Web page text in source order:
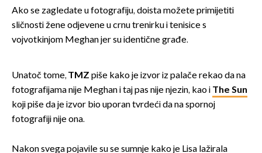
Ako se zagledate u fotografiju, doista možete primijetiti
sličnosti žene odjevene u crnu trenirku i tenisice s
vojvotkinjom Meghan jer su identične građe.
Unatoč tome,TMZ piše kako je izvor iz palače rekao da na
fotografijama nije Meghan i taj pas nije njezin, kao i The Sun
koji piše da je izvor bio uporan tvrdeći da na spornoj
fotografiji nije ona.
Nakon svega pojavile su se sumnje kako je Lisa lažirala